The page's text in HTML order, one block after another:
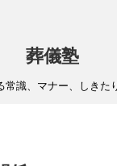
葬儀塾
常識、マナー、しきた